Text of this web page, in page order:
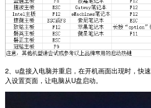
2、 u盘接入电脑并重启，在开机画面出现时，快
入设置页面，让电脑从U盘启动。